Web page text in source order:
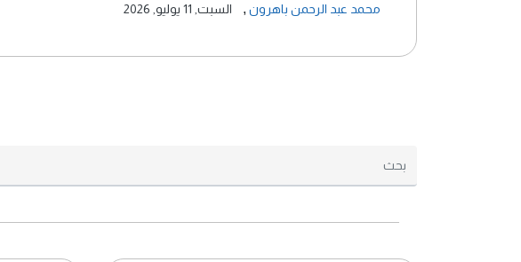
محمد عبد الرحمن باهرون , السبت, 11 يوليو, 2026